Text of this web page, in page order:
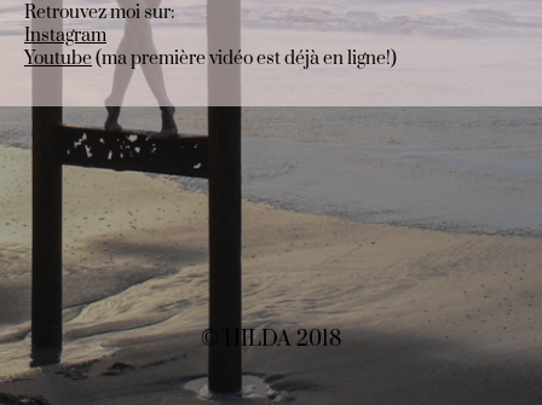
Retrouvez moi sur:
Instagram
Youtube(ma première vidéo est déjà en ligne!)
© HILDA 2018